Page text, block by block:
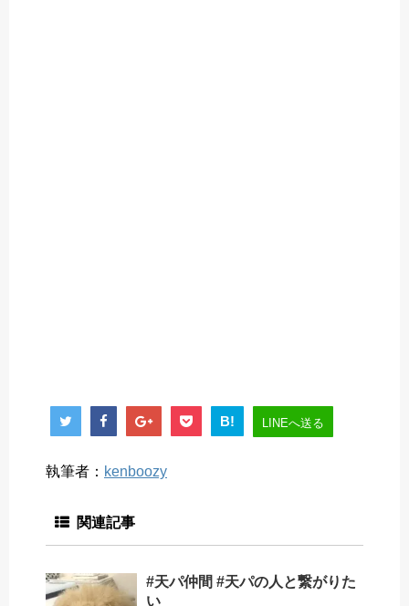
B! LINEへ送る
執筆者： kenboozy
関連記事
#天パ仲間 #天パの人と繋がりた
い